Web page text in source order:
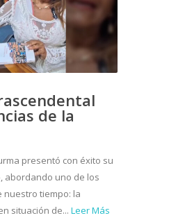
de la
presentó con éxito su
abordando uno de los
nuestro tiempo: la
situación de... Leer Más